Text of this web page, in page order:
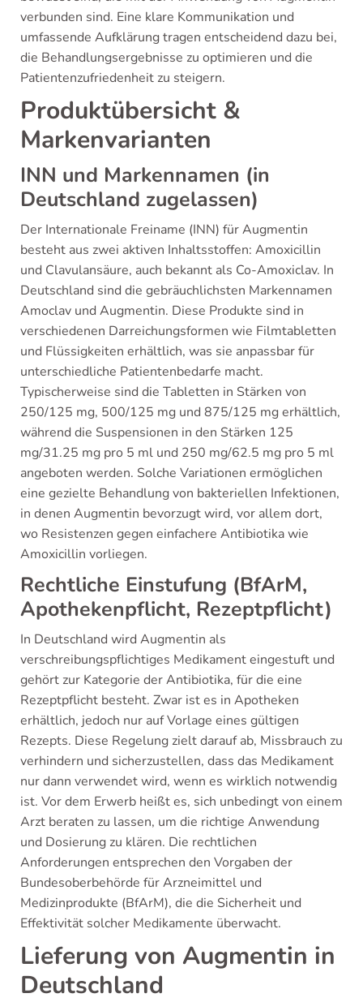
verbunden sind. Eine klare Kommunikation und
umfassende Aufklärung tragen entscheidend dazu bei,
die Behandlungsergebnisse zu optimieren und die
Patientenzufriedenheit zu steigern.
Produktübersicht &
Markenvarianten
INN und Markennamen (in
Deutschland zugelassen)
Der Internationale Freiname (INN) für Augmentin
besteht aus zwei aktiven Inhaltsstoffen: Amoxicillin
und Clavulansäure, auch bekannt als Co-Amoxiclav. In
Deutschland sind die gebräuchlichsten Markennamen
Amoclav und Augmentin. Diese Produkte sind in
verschiedenen Darreichungsformen wie Filmtabletten
und Flüssigkeiten erhältlich, was sie anpassbar für
unterschiedliche Patientenbedarfe macht.
Typischerweise sind die Tabletten in Stärken von
250/125 mg, 500/125 mg und 875/125 mg erhältlich,
während die Suspensionen in den Stärken 125
mg/31.25 mg pro 5 ml und 250 mg/62.5 mg pro 5 ml
angeboten werden. Solche Variationen ermöglichen
eine gezielte Behandlung von bakteriellen Infektionen,
in denen Augmentin bevorzugt wird, vor allem dort,
wo Resistenzen gegen einfachere Antibiotika wie
Amoxicillin vorliegen.
Rechtliche Einstufung (BfArM,
Apothekenpflicht, Rezeptpflicht)
In Deutschland wird Augmentin als
verschreibungspflichtiges Medikament eingestuft und
gehört zur Kategorie der Antibiotika, für die eine
Rezeptpflicht besteht. Zwar ist es in Apotheken
erhältlich, jedoch nur auf Vorlage eines gültigen
Rezepts. Diese Regelung zielt darauf ab, Missbrauch zu
verhindern und sicherzustellen, dass das Medikament
nur dann verwendet wird, wenn es wirklich notwendig
ist. Vor dem Erwerb heißt es, sich unbedingt von einem
Arzt beraten zu lassen, um die richtige Anwendung
und Dosierung zu klären. Die rechtlichen
Anforderungen entsprechen den Vorgaben der
Bundesoberbehörde für Arzneimittel und
Medizinprodukte (BfArM), die die Sicherheit und
Effektivität solcher Medikamente überwacht.
Lieferung von Augmentin in
Deutschland